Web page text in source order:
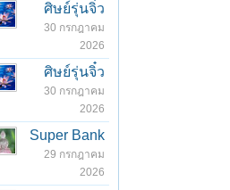
ศิษย์รุ่นจิ๋ว
30 กรกฎาคม
2026
ศิษย์รุ่นจิ๋ว
30 กรกฎาคม
2026
Super Bank
29 กรกฎาคม
2026